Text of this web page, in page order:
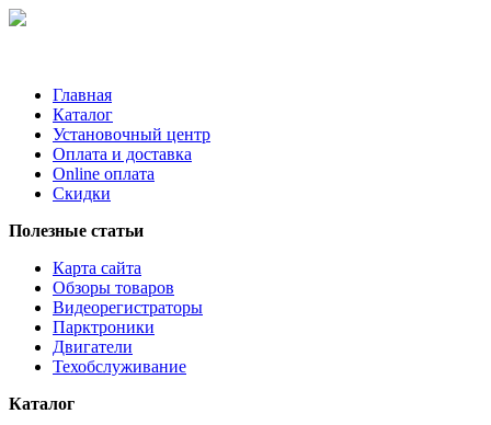
Главная
Каталог
Установочный центр
Оплата и доставка
Online оплата
Скидки
Полезные статьи
Карта сайта
Обзоры товаров
Видеорегистраторы
Парктроники
Двигатели
Техобслуживание
Каталог